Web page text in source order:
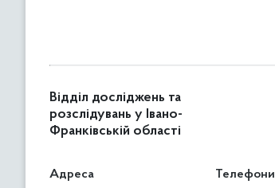
Відділ досліджень та
розслідувань у Івано-
Франківській області
Адреса
Телефони